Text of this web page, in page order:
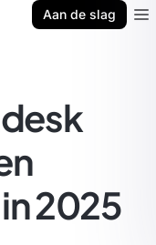
Aan de slag
2025